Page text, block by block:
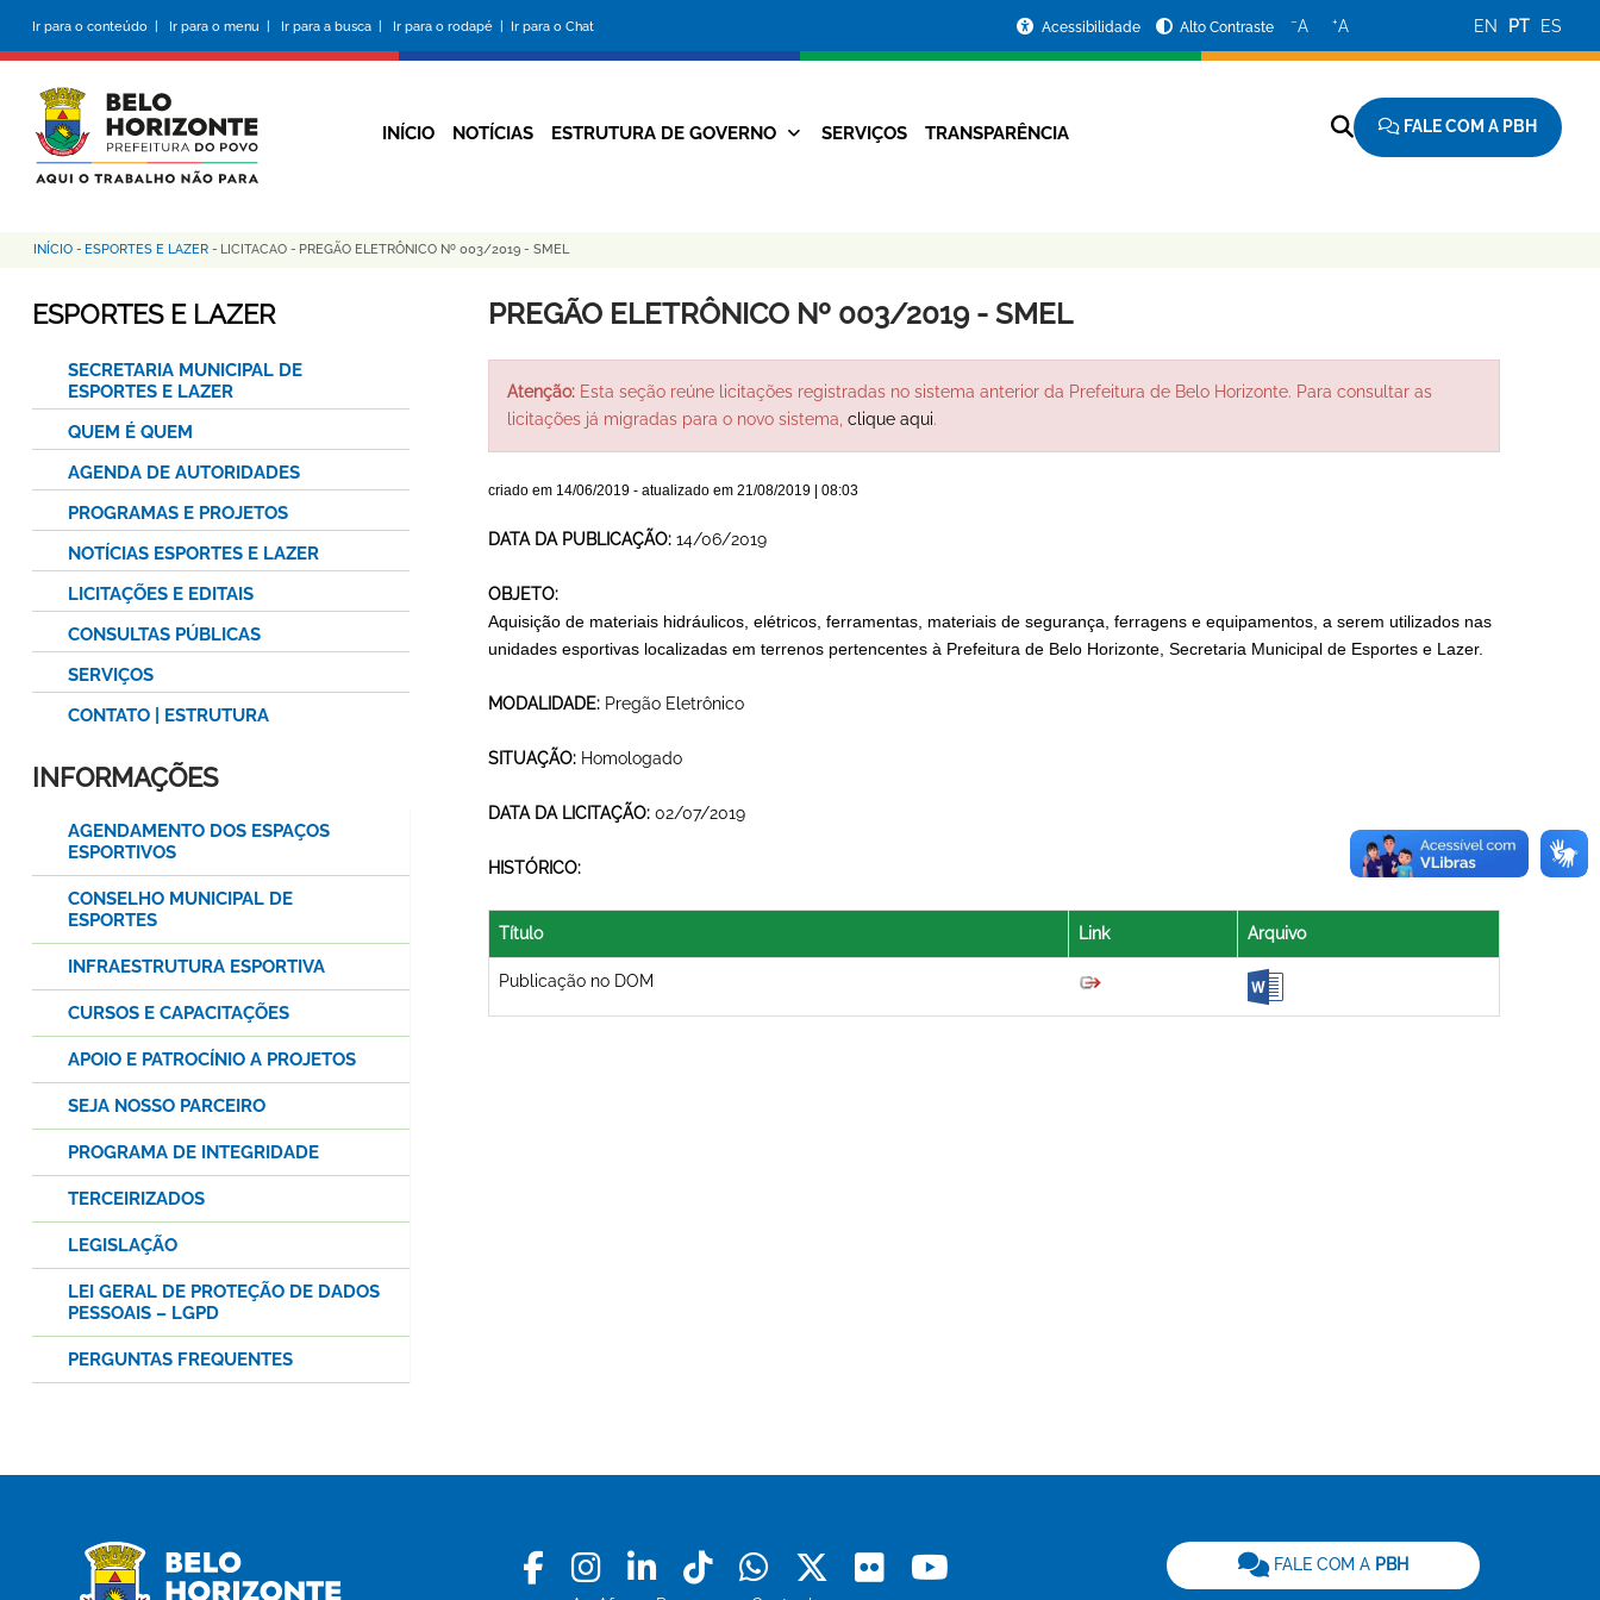
conteúdo
principal
Ir para o conteúdo | Ir para o menu | Ir para a busca | Ir para o rodapé | Ir para o Chat
da
Prefeitura
Acessibilidade Alto Contraste −A +A EN PT ES
Navegação
INÍCIO NOTÍCIAS ESTRUTURA DE GOVERNO SERVIÇOS TRANSPARÊNCIA FALE COM A PBH
Trilha
de
INÍCIO - ESPORTES E LAZER - LICITACAO - PREGÃO ELETRÔNICO Nº 003/2019 - SMEL
PREGÃO ELETRÔNICO Nº 003/2019 - SMEL
Atenção:Esta seção reúne licitações registradas no sistema anterior da Prefeitura de Belo Horizonte. Para consultar as
licitações já migradas para o novo sistema, clique aqui.
criado em 14/06/2019- atualizado em 21/08/2019 | 08:03
DATA DA PUBLICAÇÃO: 14/06/2019
OBJETO:
Aquisição de materiais hidráulicos, elétricos, ferramentas, materiais de segurança, ferragens e equipamentos, a serem utilizados nas
unidades esportivas localizadas em terrenos pertencentes à Prefeitura de Belo Horizonte, Secretaria Municipal de Esportes e Lazer.
MODALIDADE: Pregão Eletrônico
SITUAÇÃO: Homologado
DATA DA LICITAÇÃO: 02/07/2019
HISTÓRICO:
Título Link Arquivo
Publicação no DOM
ESPORTES E LAZER
SECRETARIA MUNICIPAL DE
ESPORTES E LAZER
QUEM É QUEM
AGENDA DE AUTORIDADES
PROGRAMAS E PROJETOS
NOTÍCIAS ESPORTES E LAZER
LICITAÇÕES E EDITAIS
CONSULTAS PÚBLICAS
SERVIÇOS
CONTATO | ESTRUTURA
INFORMAÇÕES
AGENDAMENTO DOS ESPAÇOS
ESPORTIVOS
CONSELHO MUNICIPAL DE
ESPORTES
INFRAESTRUTURA ESPORTIVA
CURSOS E CAPACITAÇÕES
APOIO E PATROCÍNIO A PROJETOS
SEJA NOSSO PARCEIRO
PROGRAMA DE INTEGRIDADE
TERCEIRIZADOS
LEGISLAÇÃO
LEI GERAL DE PROTEÇÃO DE DADOS
PESSOAIS – LGPD
PERGUNTAS FREQUENTES
Facebook
Instagram
LinkedinTiktokWhatsapp
X Flickr FALE COM A PBH